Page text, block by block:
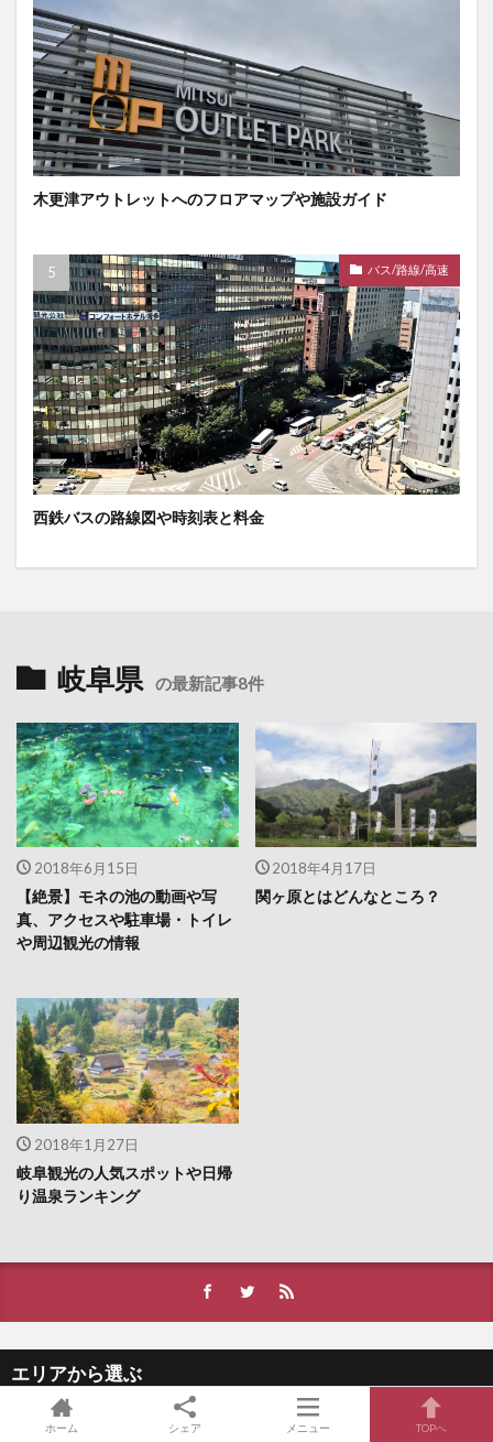
木更津アウトレットへのフロアマップや施設ガイド
バス/路線/高速
西鉄バスの路線図や時刻表と料金
岐阜県 の最新記事8件
2018年6月15日
【絶景】モネの池の動画や写
真、アクセスや駐車場・トイレ
や周辺観光の情報
2018年4月17日
関ヶ原とはどんなところ？
2018年1月27日
岐阜観光の人気スポットや日帰
り温泉ランキング
エリアから選ぶ
ホーム シェア メニュー TOPへ